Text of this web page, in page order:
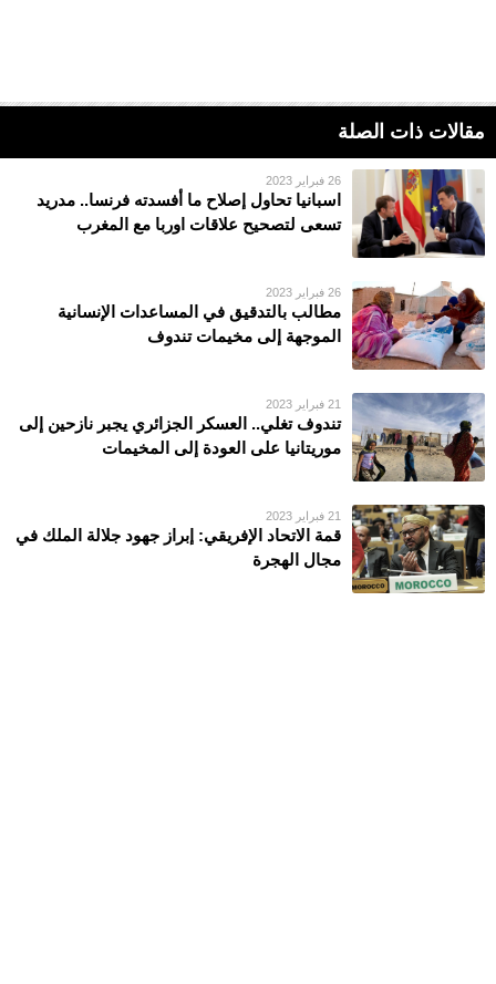
مقالات ذات الصلة
26 فبراير 2023
اسبانيا تحاول إصلاح ما أفسدته فرنسا.. مدريد
تسعى لتصحيح علاقات اوربا مع المغرب
26 فبراير 2023
مطالب بالتدقيق في المساعدات الإنسانية
الموجهة إلى مخيمات تندوف
21 فبراير 2023
تندوف تغلي.. العسكر الجزائري يجبر نازحين إلى
موريتانيا على العودة إلى المخيمات
21 فبراير 2023
قمة الاتحاد الإفريقي: إبراز جهود جلالة الملك في
مجال الهجرة